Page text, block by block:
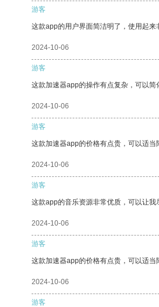
游客
这款app的用户界面简洁明了，使用起来
2024-10-06
游客
这款加速器app的操作有点复杂，可以简
2024-10-06
游客
这款加速器app的价格有点贵，可以适当
2024-10-06
游客
这款app的音乐资源非常优质，可以让我
2024-10-06
游客
这款加速器app的价格有点贵，可以适当
2024-10-06
游客